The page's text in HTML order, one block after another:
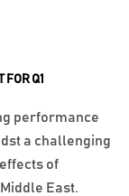
Q1
performance
a challenging
of
East.